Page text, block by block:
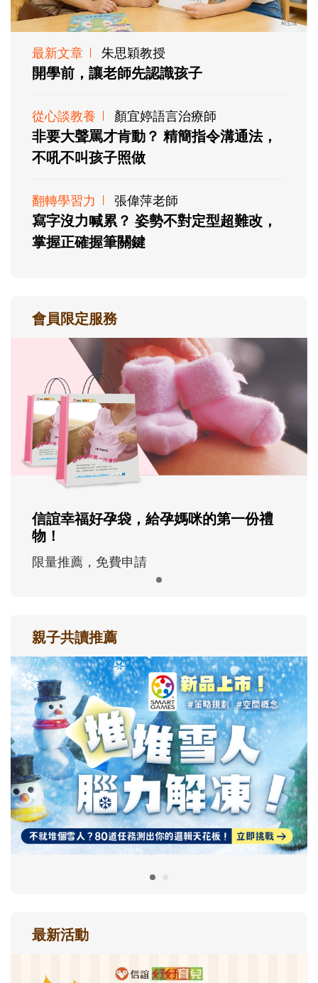
最新文章 朱思穎教授
開學前，讓老師先認識孩子
從心談教養 顏宜婷語言治療師
非要大聲罵才肯動？ 精簡指令溝通法，
不吼不叫孩子照做
翻轉學習力 張偉萍老師
寫字沒力喊累？ 姿勢不對定型超難改，
掌握正確握筆關鍵
會員限定服務
信誼幸福好孕袋，給孕媽咪的第一份禮
物！
限量推薦，免費申請
親子共讀推薦
最新活動